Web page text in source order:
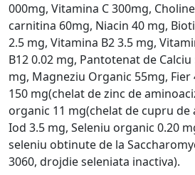
000mg, Vitamina C 300mg,
carnitina 60mg, Niacin 40 mg,
2.5 mg, Vitamina B2 3.5 mg,
B12 0.02 mg, Pantotenat de Calciu
mg, Magneziu Organic 55mg,
150 mg(chelat de zinc de
organic 11 mg(chelat de cupru de
Iod 3.5 mg, Seleniu organic 0.20
seleniu obtinute de la
3060, drojdie seleniata inactiva).